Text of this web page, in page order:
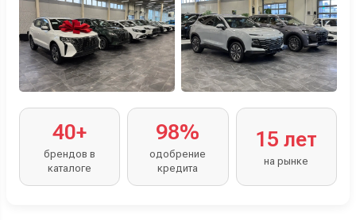
40+
брендов в
каталоге
98%
одобрение
кредита
15 лет
на рынке